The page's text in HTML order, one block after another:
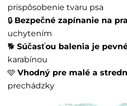
prispôsobenie tvaru psa
🔒 Bezpečné zapínanie na
uchytením
🐕 Súčasťou balenia je
karabínou
🩵 Vhodný pre malé a
prechádzky